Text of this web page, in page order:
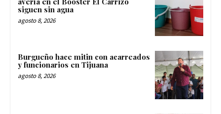
siguen sin agua
agosto 8, 2026
Burgueño hace mitin con acarreados
y funcionarios en Tijuana
agosto 8, 2026